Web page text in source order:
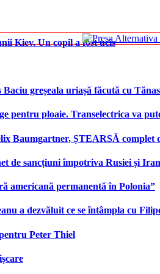
Kiev. Un copil a fost ucis
greșeala uriașă făcută cu
pentru ploaie. Transelectrica va
Baumgartner, ȘTEARSĂ
de sancțiuni împotriva Rusiei și
americană permanentă în Polonia”
a dezvăluit ce se întâmpla cu
Peter Thiel